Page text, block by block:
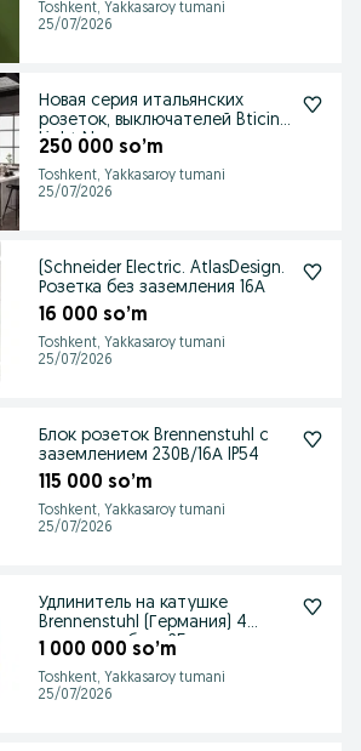
Toshkent, Yakkasaroy tumani
25/07/2026
Новая серия итальянских
розеток, выключателей Bticino
Light Now
250 000 so’m
Toshkent, Yakkasaroy tumani
25/07/2026
(Schneider Electric. AtlasDesign.
Розетка без заземления 16А
16 000 so’m
Toshkent, Yakkasaroy tumani
25/07/2026
Блок розеток Brennenstuhl с
заземлением 230В/16А IP54
115 000 so’m
Toshkent, Yakkasaroy tumani
25/07/2026
Удлинитель на катушке
Brennenstuhl (Германия) 4
розетки кабель 25 м
1 000 000 so’m
Toshkent, Yakkasaroy tumani
25/07/2026